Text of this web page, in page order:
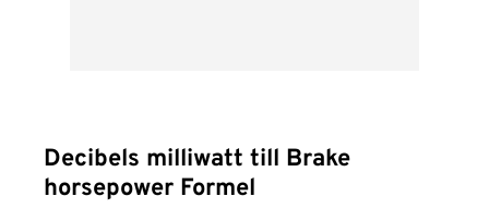
Decibels milliwatt till Brake
horsepower Formel